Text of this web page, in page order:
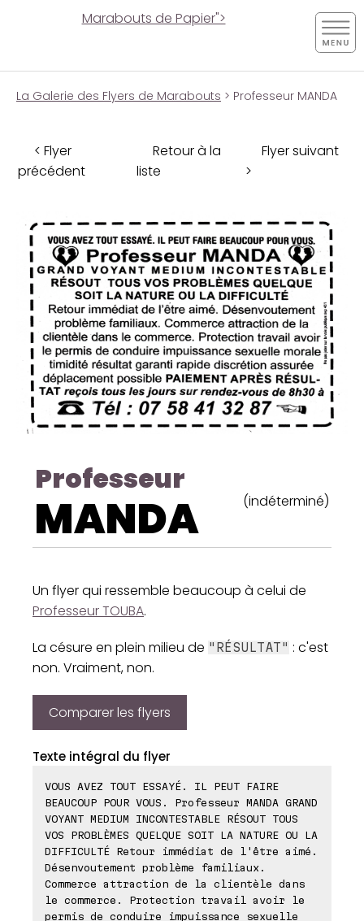
Marabouts de Papier">
La Galerie des Flyers de Marabouts > Professeur MANDA
< Flyer
précédent
Retour à la
liste
Flyer suivant
>
Professeur
MANDA (indéterminé)
Un flyer qui ressemble beaucoup à celui de
Professeur TOUBA.
La césure en plein milieu de "RÉSULTAT" : c'est
non. Vraiment, non.
Comparer les flyers
Texte intégral du flyer
VOUS AVEZ TOUT ESSAYÉ. IL PEUT FAIRE
BEAUCOUP POUR VOUS. Professeur MANDA GRAND
VOYANT MEDIUM INCONTESTABLE RÉSOUT TOUS
VOS PROBLÈMES QUELQUE SOIT LA NATURE OU LA
DIFFICULTÉ Retour immédiat de l'être aimé.
Désenvoutement problème familiaux.
Commerce attraction de la clientèle dans
le commerce. Protection travail avoir le
permis de conduire impuissance sexuelle